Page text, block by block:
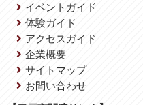
イベントガイド
体験ガイド
アクセスガイド
企業概要
サイトマップ
お問い合わせ